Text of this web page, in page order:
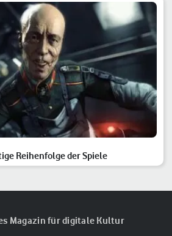
Reihenfolge der Spiele
Magazin für digitale Kultur